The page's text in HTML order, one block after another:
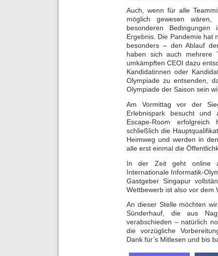
Auch, wenn für alle
möglich gewesen
besonderen
Ergebnis. Die Pandemie hat
besonders – den Ablauf
haben sich auch mehrere
umkämpften CEOI dazu
Kandidatinnen oder
Olympiade zu entsenden,
Olympiade der Saison sein
Am Vormittag vor der
Erlebnispark besucht und
Escape-Room
schließlich die
Heimweg und werden in
alle erst einmal die
In der Zeit geht online
Internationale Informatik-
Gastgeber Singapur
Wettbewerb ist also vor dem
An dieser Stelle möchten
Sünderhauf, die aus
verabschieden – natürlich
die vorzügliche
Dank für’s Mitlesen und bis